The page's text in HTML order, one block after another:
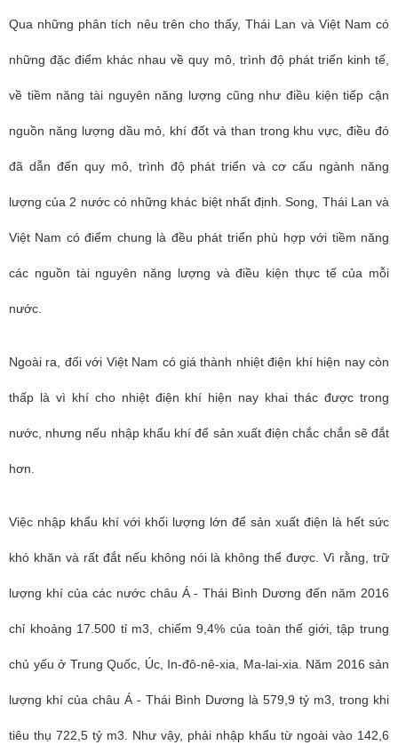
Qua những phân tích nêu trên cho thấy, Thái Lan và Việt Nam có
những đặc điểm khác nhau về quy mô, trình độ phát triển kinh tế,
về tiềm năng tài nguyên năng lượng cũng như điều kiện tiếp cận
nguồn năng lượng dầu mỏ, khí đốt và than trong khu vực, điều đó
đã dẫn đến quy mô, trình độ phát triển và cơ cấu ngành năng
lượng của 2 nước có những khác biệt nhất định. Song, Thái Lan và
Việt Nam có điểm chung là đều phát triển phù hợp với tiềm năng
các nguồn tài nguyên năng lượng và điều kiện thực tế của mỗi
nước.
Ngoài ra, đối với Việt Nam có giá thành nhiệt điện khí hiện nay còn
thấp là vì khí cho nhiệt điện khí hiện nay khai thác được trong
nước, nhưng nếu nhập khẩu khí để sản xuất điện chắc chắn sẽ đắt
hơn.
Việc nhập khẩu khí với khối lượng lớn để sản xuất điện là hết sức
khó khăn và rất đắt nếu không nói là không thể được. Vì rằng, trữ
lượng khí của các nước châu Á - Thái Bình Dương đến năm 2016
chỉ khoảng 17.500 tỉ m3, chiếm 9,4% của toàn thế giới, tập trung
chủ yếu ở Trung Quốc, Úc, In-đô-nê-xia, Ma-lai-xia. Năm 2016 sản
lượng khí của châu Á - Thái Bình Dương là 579,9 tỷ m3, trong khi
tiêu thụ 722,5 tỷ m3. Như vậy, phải nhập khẩu từ ngoài vào 142,6